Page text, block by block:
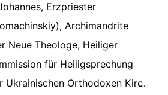
Erzpriester
Archimandrite
Neue Theologe, Heiliger
für Heiligsprechung
Ukrainischen Orthodoxen Kirche